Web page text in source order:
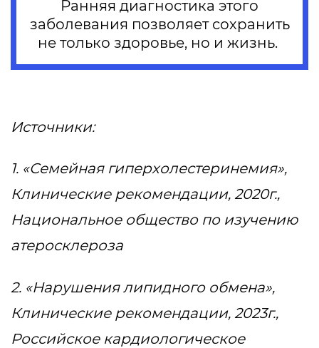
Ранняя диагностика этого
заболевания позволяет сохранить
не только здоровье, но и жизнь.
Источники:
1. «Семейная гиперхолестеринемия»,
Клинические рекомендации, 2020г.,
Национальное общество по изучению
атеросклероза
2. «Нарушения липидного обмена»,
Клинические рекомендации, 2023г.,
Российское кардиологическое